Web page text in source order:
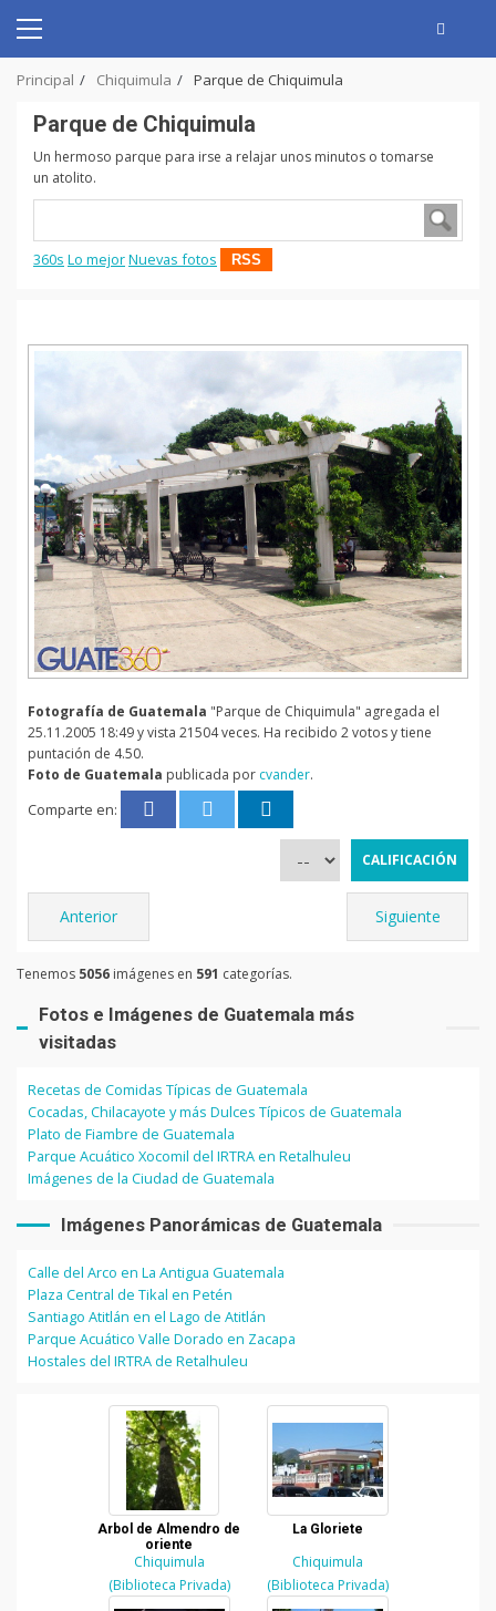
content
Primary
Principal Chiquimula Parque de Chiquimula
Parque de Chiquimula
Un hermoso parque para irse a relajar unos minutos o tomarse
un atolito.
360s Lo mejorNuevas fotos RSS
Fotografía de Guatemala "Parque de Chiquimula" agregada el
25.11.2005 18:49 y vista 21504 veces. Ha recibido 2 votos y tiene
puntación de 4.50.
Foto de Guatemala publicada por cvander.
Comparte en:
Anterior Siguiente
Tenemos 5056 imágenes en 591 categorías.
Fotos e Imágenes de Guatemala más
visitadas
Recetas de Comidas Típicas de Guatemala
Cocadas, Chilacayote y más Dulces Típicos de Guatemala
Plato de Fiambre de Guatemala
Parque Acuático Xocomil del IRTRA en Retalhuleu
Imágenes de la Ciudad de Guatemala
Imágenes Panorámicas de Guatemala
Calle del Arco en La Antigua Guatemala
Plaza Central de Tikal en Petén
Santiago Atitlán en el Lago de Atitlán
Parque Acuático Valle Dorado en Zacapa
Hostales del IRTRA de Retalhuleu
Arbol de Almendro de
oriente
Chiquimula
(Biblioteca Privada)
La Gloriete
Chiquimula
(Biblioteca Privada)